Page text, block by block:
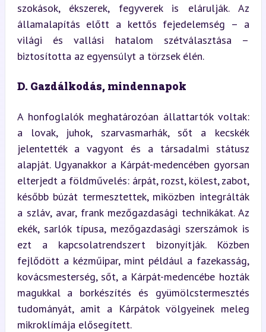
szokások, ékszerek, fegyverek is elárulják. Az
államalapítás előtt a kettős fejedelemség – a
világi és vallási hatalom szétválasztása –
biztosította az egyensúlyt a törzsek élén.
D. Gazdálkodás, mindennapok
A honfoglalók meghatározóan állattartók voltak:
a lovak, juhok, szarvasmarhák, sőt a kecskék
jelentették a vagyont és a társadalmi státusz
alapját. Ugyanakkor a Kárpát-medencében gyorsan
elterjedt a földművelés: árpát, rozst, kölest, zabot,
később búzát termesztettek, miközben integrálták
a szláv, avar, frank mezőgazdasági technikákat. Az
ekék, sarlók típusa, mezőgazdasági szerszámok is
ezt a kapcsolatrendszert bizonyítják. Közben
fejlődött a kézműipar, mint például a fazekasság,
kovácsmesterség, sőt, a Kárpát-medencébe hozták
magukkal a borkészítés és gyümölcstermesztés
tudományát, amit a Kárpátok völgyeinek meleg
mikroklímája elősegített.